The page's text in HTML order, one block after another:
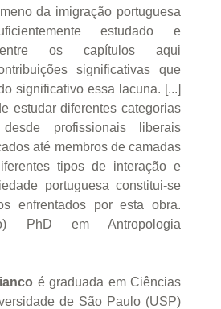
da imigração portuguesa
estudado e
entre os capítulos aqui
significativas que
significativo essa lacuna. [...]
estudar diferentes categorias
profissionais liberais
até membros de camadas
tipos de interação e
portuguesa constitui-se
enfrentados por esta obra.
PhD em Antropologia
é graduada em Ciências
de São Paulo (USP)